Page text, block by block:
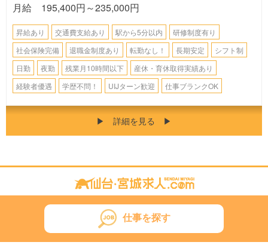
月給 195,400円～235,000円
昇給あり 交通費支給あり 駅から5分以内
研修制度有り
社会保険完備
退職金制度あり 転勤なし！ 長期安定
シフト制
日勤
夜勤 残業月10時間以下
産休・育休取得実績あり
経験者優遇
学歴不問！ UIJターン歓迎 仕事ブランクOK
▶︎ 詳細を 見る ▶︎
仕事を探す